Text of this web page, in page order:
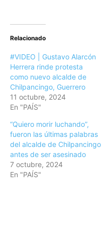
Relacionado
#VIDEO | Gustavo Alarcón
Herrera rinde protesta
como nuevo alcalde de
Chilpancingo, Guerrero
11 octubre, 2024
En "PAÍS"
“Quiero morir luchando”,
fueron las últimas palabras
del alcalde de Chilpancingo
antes de ser asesinado
7 octubre, 2024
En "PAÍS"